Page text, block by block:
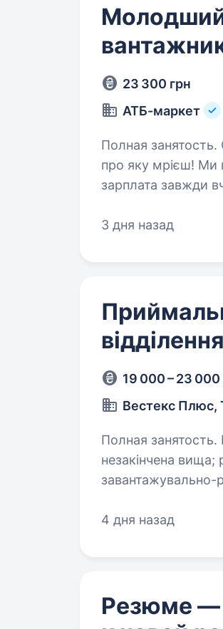
Молодший
23 300 грн
АТБ-маркет
Полная занятость. Обирай своє місце в команді лідера та будуй кар'єру
про яку мрієш! Ми пропонуємо:
зарплата завжди вчасно і ти це
3 дня назад
відділення
19 000 – 23 000
Вестекс Плюс,
Полная занятость. Вимоги: освіта середня, середня-спеціальна,
незакінчена вища; розуміння вимог по техніці безпеки при проведенні
завантажувально-
4 дня назад
Резюме —